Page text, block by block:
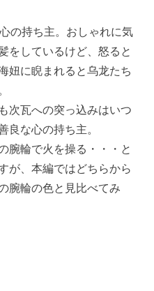
の持ち主。おしゃれに気
をしているけど、怒ると
妞に睨まれると乌龙たち
次瓦への突っ込みはいつ
良な心の持ち主。
腕輪で火を操る・・・と
が、本編ではどちらから
腕輪の色と見比べてみ